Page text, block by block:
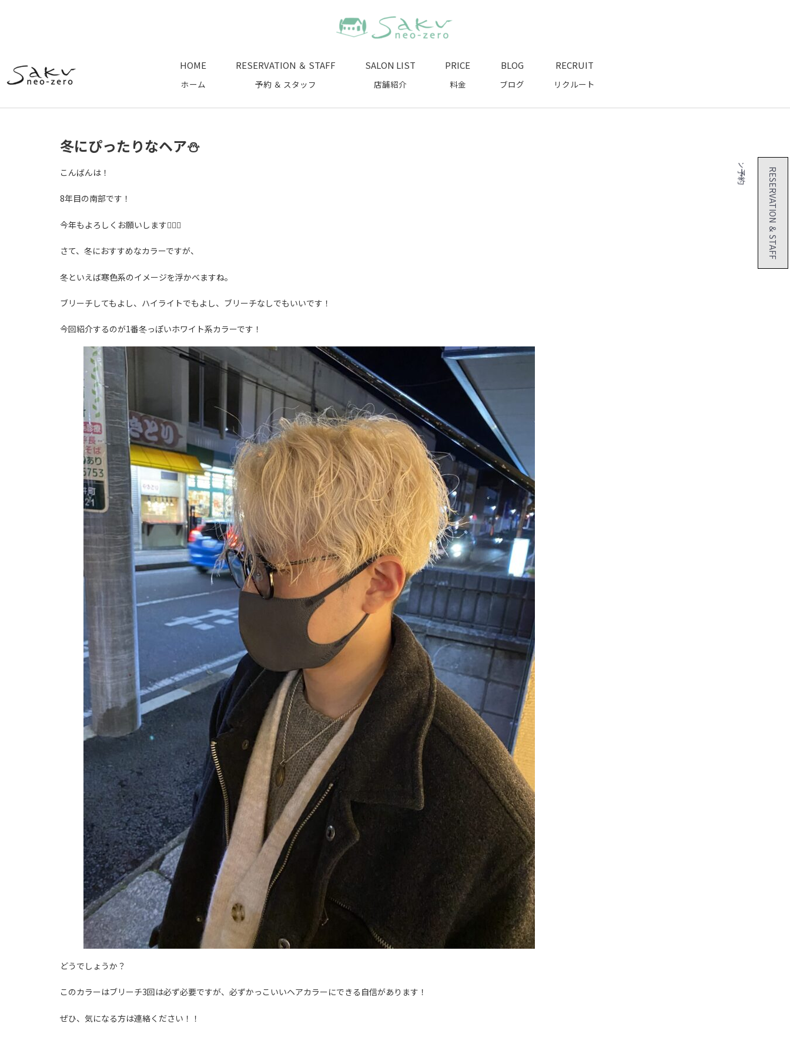
HOME
ホーム
RESERVATION ＆ STAFF
予約 ＆ スタッフ
SALON LIST
店舗紹介
PRICE
料金
BLOG
ブログ
RECRUIT
リクルート
冬にぴったりなヘア⛄️
こんばんは！
8年目の南部です！
今年もよろしくお願いします🙇🏽‍♂️
さて、冬におすすめなカラーですが、
冬といえば寒色系のイメージを浮かべますね。
ブリーチしてもよし、ハイライトでもよし、ブリーチなしでもいいです！
今回紹介するのが1番冬っぽいホワイト系カラーです！
どうでしょうか？
このカラーはブリーチ3回は必ず必要ですが、必ずかっこいいヘアカラーにできる自信があります！
ぜひ、気になる方は連絡ください！！
RESERVATION ＆ STAFF
２４時間 オンライン予約